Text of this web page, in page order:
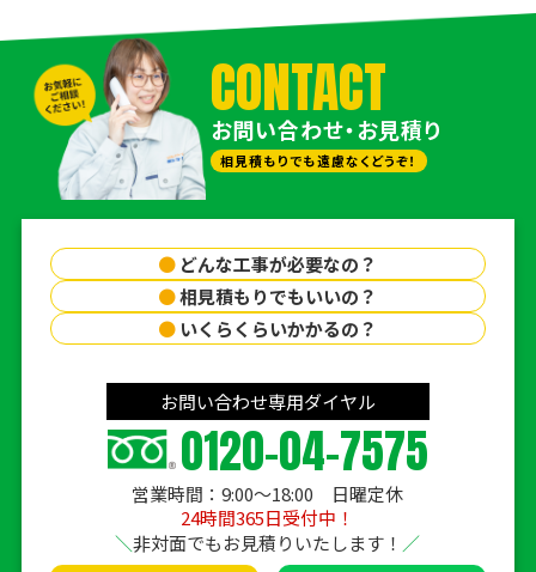
CONTACT
お問い合わせ・お見積り
相見積もりでも遠慮なくどうぞ！
● どんな工事が必要なの？
●相見積もりでもいいの？
● いくらくらいかかるの？
お問い合わせ専用ダイヤル
0120-04-7575
営業時間：9:00〜18:00 日曜定休
24時間365日受付中！
非対面でもお見積りいたします！